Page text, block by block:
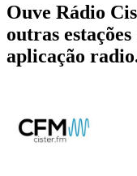
Ouve Rádio
outras
aplicação